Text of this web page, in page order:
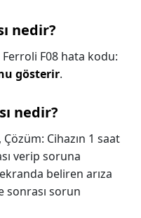
nedir?
Ferroli F08 hata kodu:
gösterir.
nedir?
Çözüm: Cihazın 1 saat
verip soruna
beliren arıza
sonrası sorun